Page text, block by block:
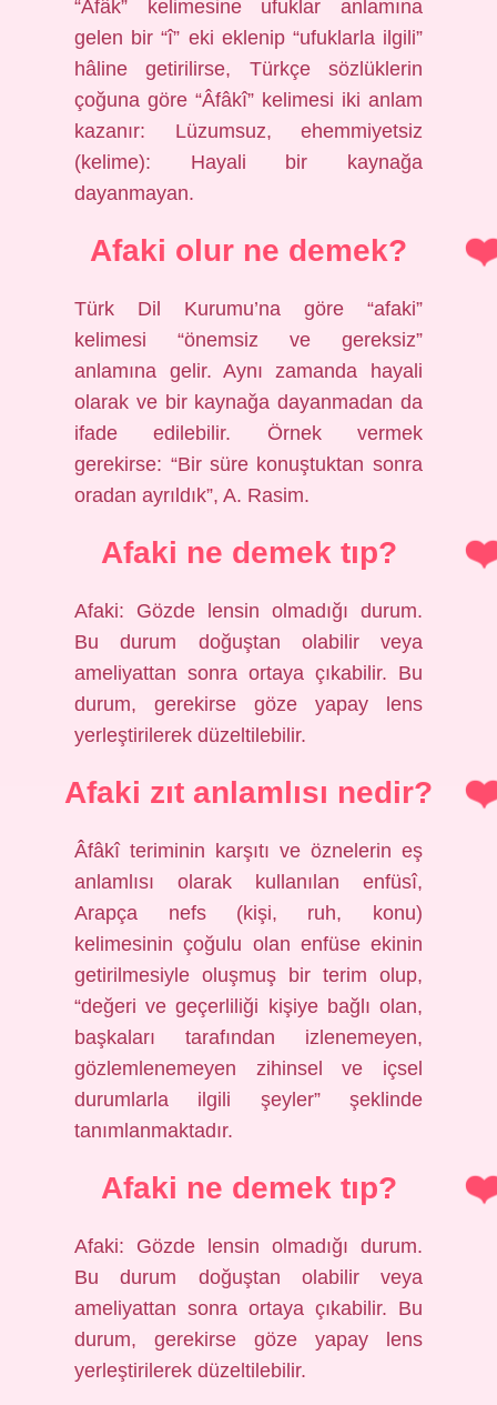
“Âfâk” kelimesine ufuklar anlamına
gelen bir “î” eki eklenip “ufuklarla ilgili”
hâline getirilirse, Türkçe sözlüklerin
çoğuna göre “Âfâkî” kelimesi iki anlam
kazanır: Lüzumsuz, ehemmiyetsiz
(kelime): Hayali bir kaynağa
dayanmayan.
Afaki olur ne demek?
Türk Dil Kurumu’na göre “afaki”
kelimesi “önemsiz ve gereksiz”
anlamına gelir. Aynı zamanda hayali
olarak ve bir kaynağa dayanmadan da
ifade edilebilir. Örnek vermek
gerekirse: “Bir süre konuştuktan sonra
oradan ayrıldık”, A. Rasim.
Afaki ne demek tıp?
Afaki: Gözde lensin olmadığı durum.
Bu durum doğuştan olabilir veya
ameliyattan sonra ortaya çıkabilir. Bu
durum, gerekirse göze yapay lens
yerleştirilerek düzeltilebilir.
Afaki zıt anlamlısı nedir?
Âfâkî teriminin karşıtı ve öznelerin eş
anlamlısı olarak kullanılan enfüsî,
Arapça nefs (kişi, ruh, konu)
kelimesinin çoğulu olan enfüse ekinin
getirilmesiyle oluşmuş bir terim olup,
“değeri ve geçerliliği kişiye bağlı olan,
başkaları tarafından izlenemeyen,
gözlemlenemeyen zihinsel ve içsel
durumlarla ilgili şeyler” şeklinde
tanımlanmaktadır.
Afaki ne demek tıp?
Afaki: Gözde lensin olmadığı durum.
Bu durum doğuştan olabilir veya
ameliyattan sonra ortaya çıkabilir. Bu
durum, gerekirse göze yapay lens
yerleştirilerek düzeltilebilir.